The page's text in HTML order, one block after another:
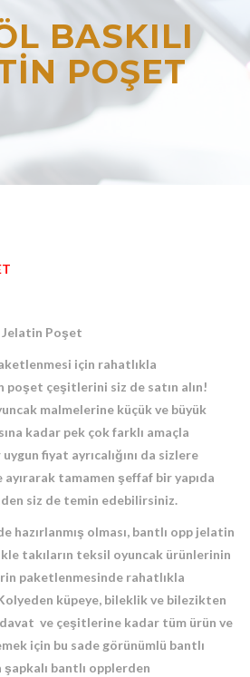
BASKILI
POŞET
Jelatin Poşet
için rahatlıkla
poşet çeşitlerini siz de satın alın!
malmelerine küçük ve büyük
kadar pek çok farklı amaçla
fiyat ayrıcalığını da sizlere
tamamen şeffaf bir yapıda
siz de temin edebilirsiniz.
hazırlanmış olması, bantlı opp jelatin
takıların teksil oyuncak ürünlerinin
paketlenmesinde rahatlıkla
Kolyeden küpeye, bileklik ve bilezikten
ve çeşitlerine kadar tüm ürün ve
için bu sade görünümlü bantlı
bantlı opplerden